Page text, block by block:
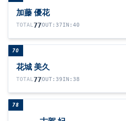
加藤 優花
TOTAL77OUT: 37IN : 40
70
花城 美久
TOTAL77OUT: 39IN : 38
78